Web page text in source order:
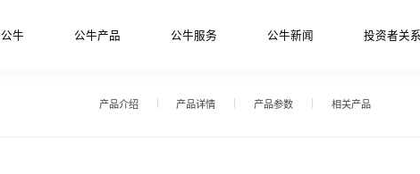
牛 公牛产品 公牛服务 公牛新闻 投资者关系
产品介绍 产品详情 产品参数 相关产品